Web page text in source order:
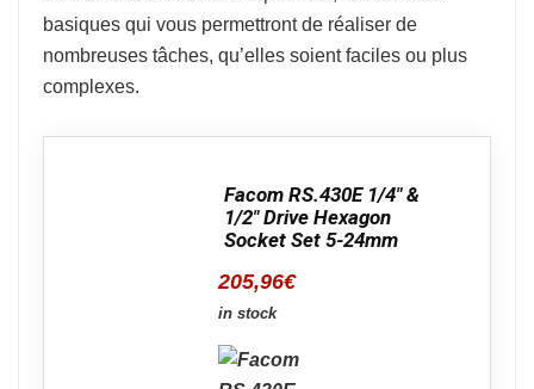
basiques qui vous permettront de réaliser de
nombreuses tâches, qu’elles soient faciles ou plus
complexes.
Facom RS.430E 1/4" &
1/2" Drive Hexagon
Socket Set 5-24mm
205,96€
in stock